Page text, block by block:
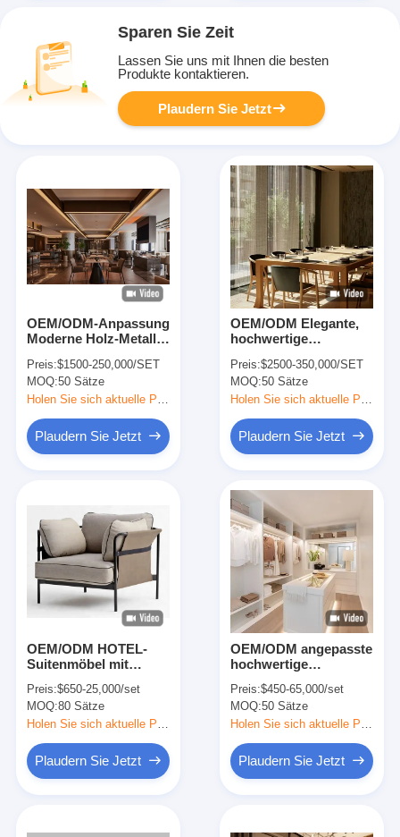
Sparen Sie Zeit
Lassen Sie uns mit Ihnen die besten
Produkte kontaktieren.
Plaudern Sie Jetzt
OEM/ODM-Anpassung
Moderne Holz-Metall-
Stuhl Möbel für Hotel
Restaurant Esszimmer
Bar Café
Preis:$1500-250,000/SET
MOQ:50 Sätze
Plaudern Sie Jetzt
OEM/ODM Elegante,
hochwertige
Massivholz für
Teezimmer-
Raumprojekte
Preis:$2500-350,000/SET
MOQ:50 Sätze
Plaudern Sie Jetzt
OEM/ODM HOTEL-
Suitenmöbel mit
massivem Holzrahmen
Preis:$650-25,000/set
MOQ:80 Sätze
Plaudern Sie Jetzt
OEM/ODM angepasste
hochwertige
Kleiderschrank-
Klackroom-Produkte
aus China für den
internationalen
Vertrieb
Preis:$450-65,000/set
MOQ:50 Sätze
Plaudern Sie Jetzt